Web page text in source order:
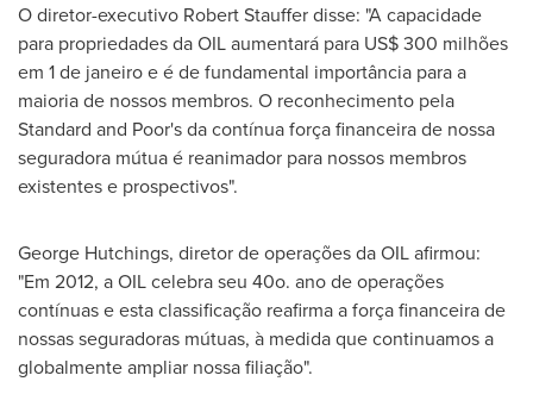
O diretor-executivo Robert Staufferdisse: "A capacidade
para propriedades da OIL aumentará para US$ 300 milhões
em 1 de janeiro e é de fundamental importância para a
maioria de nossos membros. O reconhecimento pela
Standard and Poor's da contínua força financeira de nossa
seguradora mútua é reanimador para nossos membros
existentes e prospectivos".
George Hutchings, diretor de operações da OIL afirmou:
"Em 2012, a OIL celebra seu 40o. ano de operações
contínuas e esta classificação reafirma a força financeira de
nossas seguradoras mútuas, à medida que continuamos a
globalmente ampliar nossa filiação".